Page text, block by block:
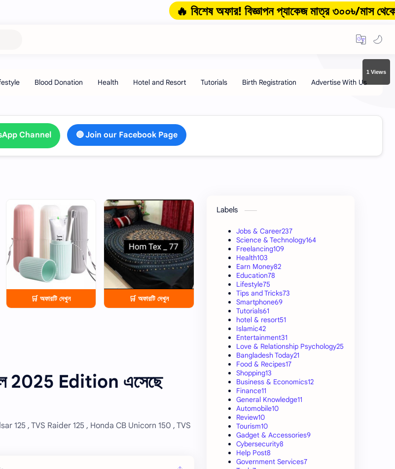
🔥 বিশেষ অফার! বিজ্ঞাপন প্যাকেজ মাত্র ৩০০৳/মাস থেকে শুরু!
Channel 🔵 Join our Facebook Page
HOT
🛒 অফারটি দেখুন
HOT
🛒 অফারটি দেখুন
1 Views
2025 Edition এসেছে
125 , TVS Raider 125 , Honda CB Unicorn 150 , TVS
Labels
Jobs & Career237
Science & Technology164
Freelancing109
Health103
Earn Money82
Education78
Lifestyle75
Tips and Tricks73
Smartphone69
Tutorials61
hotel & resort51
Islamic42
Entertainment31
Love & Relationship Psychology25
Bangladesh Today21
Food & Recipes17
Shopping13
Business & Economics12
Finance11
General Knowledge11
Automobile10
Review10
Tourism10
Gadget & Accessories9
Cybersecurity8
Help Post8
Government Services7